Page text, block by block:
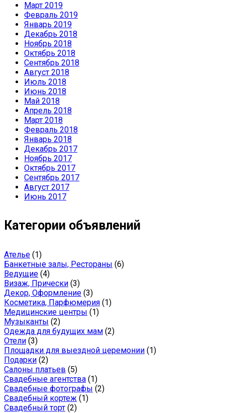
Март 2019
Февраль 2019
Январь 2019
Декабрь 2018
Ноябрь 2018
Октябрь 2018
Сентябрь 2018
Август 2018
Июль 2018
Июнь 2018
Май 2018
Апрель 2018
Март 2018
Февраль 2018
Январь 2018
Декабрь 2017
Ноябрь 2017
Октябрь 2017
Сентябрь 2017
Август 2017
Июнь 2017
Категории объявлений
Ателье (1)
Банкетные залы, Рестораны (6)
Ведущие (4)
Визаж, Прически (3)
Декор, Оформление (3)
Косметика, Парфюмерия (1)
Медицинские центры (1)
Музыканты (2)
Одежда для будущих мам (2)
Отели (3)
Площадки для выездной церемонии (1)
Подарки (2)
Салоны платьев (5)
Свадебные агентства (1)
Свадебные фотографы (2)
Свадебный кортеж (1)
Свадебный торт (2)